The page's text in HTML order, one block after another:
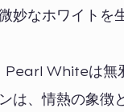
妙なホワイトを
Pearl Whiteは無
は、情熱の象徴